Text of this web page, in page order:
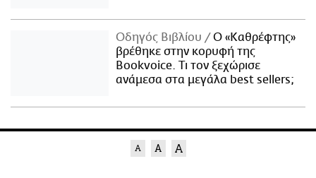
Οδηγός Βιβλίου
Ο «Καθρέφτης»
βρέθηκε στην κορυφή της
Bookvoice. Τι τον ξεχώρισε
ανάμεσα στα μεγάλα best sellers;